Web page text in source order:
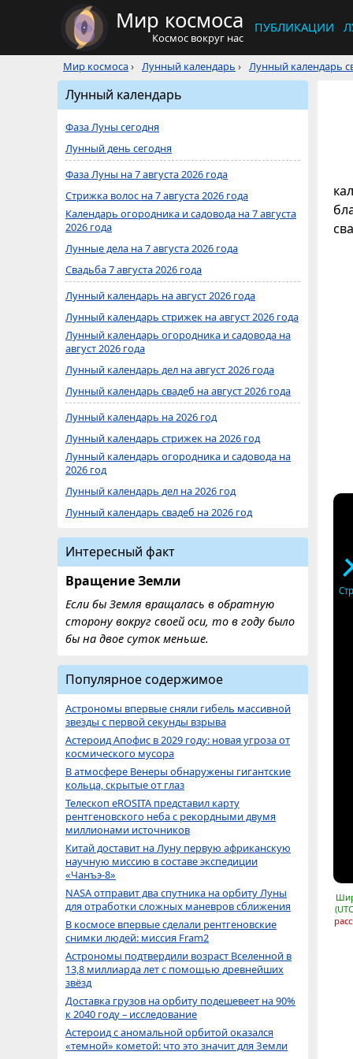
Мир космоса
Космос вокруг нас
ПУБЛИКАЦИИ
Мир космоса› Лунный календарь › Лунный календарь
Лунный календарь
Фаза Луны сегодня
Лунный день сегодня
Фаза Луны на 7 августа 2026 года
Стрижка волос на 7 августа 2026 года
Календарь огородника и садовода на 7 августа
2026 года
Лунные дела на 7 августа 2026 года
Свадьба 7 августа 2026 года
Лунный календарь на август 2026 года
Лунный календарь стрижек на август 2026 года
Лунный календарь огородника и садовода на
август 2026 года
Лунный календарь дел на август 2026 года
Лунный календарь свадеб на август 2026 года
Лунный календарь на 2026 год
Лунный календарь стрижек на 2026 год
Лунный календарь огородника и садовода на
2026 год
Лунный календарь дел на 2026 год
Лунный календарь свадеб на 2026 год
Интересный факт
Вращение Земли
Если бы Земля вращалась в обратную
сторону вокруг своей оси, то в году было
бы на двое суток меньше.
Популярное содержимое
Астрономы впервые сняли гибель массивной
звезды с первой секунды взрыва
Астероид Апофис в 2029 году: новая угроза от
космического мусора
В атмосфере Венеры обнаружены гигантские
кольца, скрытые от глаз
Телескоп eROSITA представил карту
рентгеновского неба с рекордными двумя
миллионами источников
Китай доставит на Луну первую африканскую
научную миссию в составе экспедиции
«Чанъэ-8»
NASA отправит два спутника на орбиту Луны
для отработки сложных маневров сближения
В космосе впервые сделали рентгеновские
снимки людей: миссия Fram2
Астрономы подтвердили возраст Вселенной в
13,8 миллиарда лет с помощью древнейших
звёзд
Доставка грузов на орбиту подешевеет на 90%
к 2040 году – исследование
Астероид с аномальной орбитой оказался
«темной» кометой: что это значит для Земли